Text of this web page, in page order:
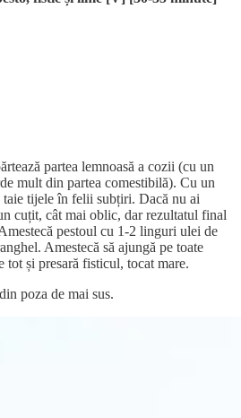
partea lemnoasă a cozii (cu un
mult din partea comestibilă). Cu un
tijele în felii subțiri. Dacă nu ai
cuțit, cât mai oblic, dar rezultatul final
pestoul cu 1-2 linguri ulei de
Amestecă să ajungă pe toate
tot și presară fisticul, tocat mare.
poza de mai sus.